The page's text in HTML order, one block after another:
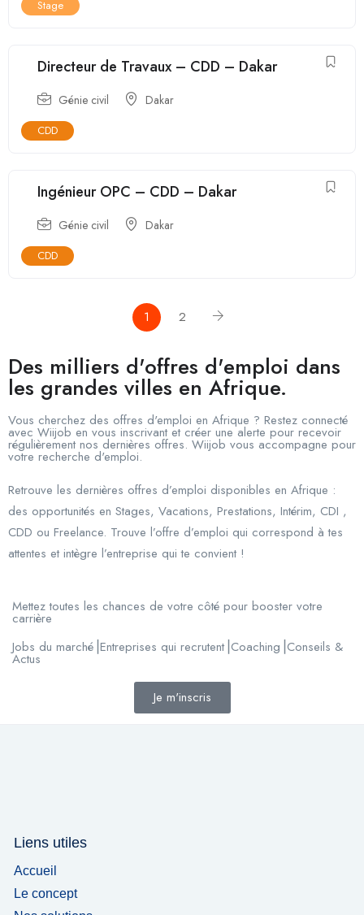
Stage
Directeur de Travaux – CDD – Dakar
Génie civil Dakar
CDD
Ingénieur OPC – CDD – Dakar
Génie civil Dakar
CDD
1 2
Des milliers d'offres d'emploi dans
les grandes villes en Afrique.
Vous cherchez des offres d'emploi en Afrique ? Restez connecté
avec Wiijob en vous inscrivant et créer une alerte pour recevoir
régulièrement nos dernières offres. Wiijob vous accompagne pour
votre recherche d'emploi.
Retrouve les dernières offres d’emploi disponibles en Afrique :
des opportunités en Stages, Vacations, Prestations, Intérim, CDI ,
CDD ou Freelance. Trouve l’offre d’emploi qui correspond à tes
attentes et intègre l’entreprise qui te convient !
Mettez toutes les chances de votre côté pour booster votre
carrière
Jobs du marché⎟Entreprises qui recrutent⎟Coaching⎟Conseils &
Actus
Je m'inscris
Liens utiles
Accueil
Le concept